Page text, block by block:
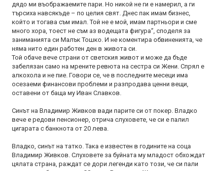
дядо ми въображаемите пари. Но никой не ги е намерил, а ги
търсиха навсякъде – по целия свят. Днес пак имам бизнес,
който и тогава съм имал. Той не е мой, имам партньори и сме
много хора, тоест не съм аз водещата фигура“, споделя за
заниманията си Малък Тошко. И не коментира обвиненията, че
няма нито един работен ден в живота си.
Той обаче вече страни от светския живот и може да бъде
забелязан само на мрените ревюта на сестра си Жени. Спрял е
алкохола и не пие. Говори се, че в последните месеци има
осезаеми финансови проблеми и разпродава ценни вещи,
оставени от баща му Иван Славков.
Синът на Владимир Живков вади парите си от покер. Владко
вече е редови пенсионер, отрича слуховете, че си е палил
цигарата с банкнота от 20 лева.
Владко, синът на татко. Така е известен в годините на соца
Владимир Живков. Слуховете за буйната му младост обхождат
цялата страна, раждат се дори легенди като този, че си пали